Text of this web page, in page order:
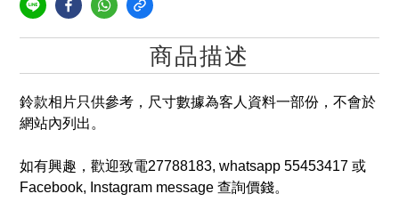
商品描述
鈴款相片只供參考，尺寸數據為客人資料一部份，不會於
網站內列出。
如有興趣，歡迎致電27788183, whatsapp 55453417 或
Facebook, Instagram message 查詢價錢。